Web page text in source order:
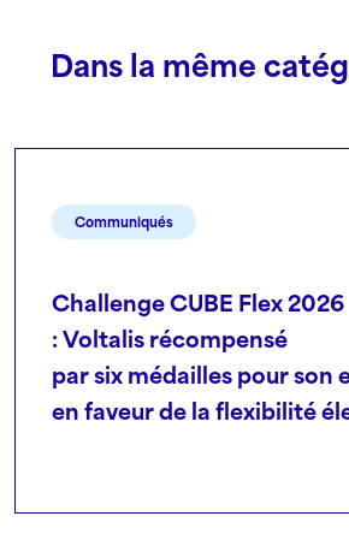
Dans la même
Communiqués
Challenge CUBE Flex 2026
: Voltalis récompensé
par six médailles pour son
en faveur de la flexibilité